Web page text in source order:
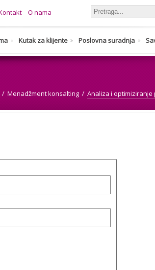
O nama
Kutak za klijente Poslovna suradnja
Menadžment konsalting Analiza i optimiziranje